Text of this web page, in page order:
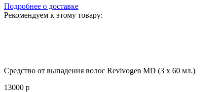
Подробнее о доставке
Рекомендуем к этому товару:
Средство от выпадения волос Revivogen MD (3 x 60 мл.)
13000 р